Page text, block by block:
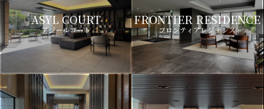
ASYL COURT
アジールコート
FRONTIER RESIDENCE
フロンティアレジデンス